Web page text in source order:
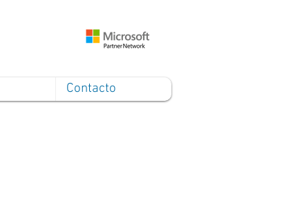
Contacto